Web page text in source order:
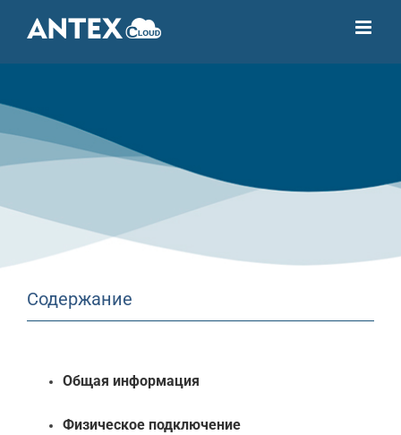
content
Содержание
Общая информация
Физическое подключение